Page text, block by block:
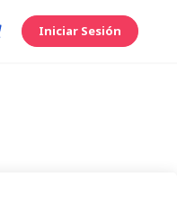
Iniciar Sesión